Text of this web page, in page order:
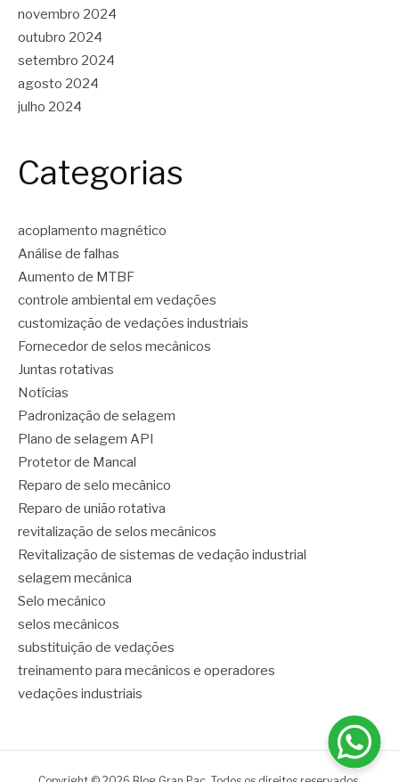
novembro 2024
outubro 2024
setembro 2024
agosto 2024
julho 2024
Categorias
acoplamento magnético
Análise de falhas
Aumento de MTBF
controle ambiental em vedações
customização de vedações industriais
Fornecedor de selos mecânicos
Juntas rotativas
Notícias
Padronização de selagem
Plano de selagem API
Protetor de Mancal
Reparo de selo mecânico
Reparo de união rotativa
revitalização de selos mecânicos
Revitalização de sistemas de vedação industrial
selagem mecânica
Selo mecânico
selos mecânicos
substituição de vedações
treinamento para mecânicos e operadores
vedações industriais